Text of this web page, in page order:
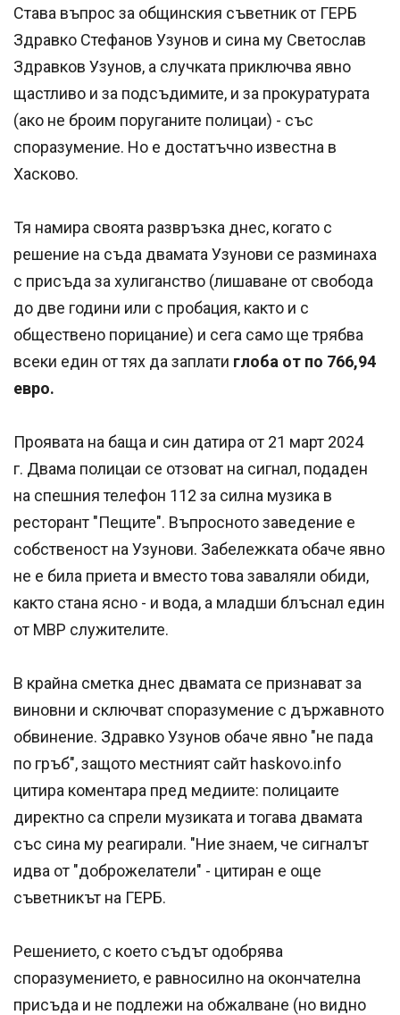
Става въпрос за общинския съветник от ГЕРБ
Здравко Стефанов Узунов и сина му Светослав
Здравков Узунов, а случката приключва явно
щастливо и за подсъдимите, и за прокуратурата
(ако не броим поруганите полицаи) - със
споразумение. Но е достатъчно известна в
Хасково.
Тя намира своята развръзка днес, когато с
решение на съда двамата Узунови се разминаха
с присъда за хулиганство (лишаване от свобода
до две години или с пробация, както и с
обществено порицание) и сега само ще трябва
всеки един от тях да заплати глоба от по 766,94
евро.
Проявата на баща и син датира от 21 март 2024
г. Двама полицаи се отзоват на сигнал, подаден
на спешния телефон 112 за силна музика в
ресторант "Пещите". Въпросното заведение е
собственост на Узунови. Забележката обаче явно
не е била приета и вместо това заваляли обиди,
както стана ясно - и вода, а младши блъснал един
от МВР служителите.
В крайна сметка днес двамата се признават за
виновни и сключват споразумение с държавното
обвинение. Здравко Узунов обаче явно "не пада
по гръб", защото местният сайт haskovo.info
цитира коментара пред медиите: полицаите
директно са спрели музиката и тогава двамата
със сина му реагирали. "Ние знаем, че сигналът
идва от "доброжелатели" - цитиран е още
съветникът на ГЕРБ.
Решението, с което съдът одобрява
споразумението, е равносилно на окончателна
присъда и не подлежи на обжалване (но видно